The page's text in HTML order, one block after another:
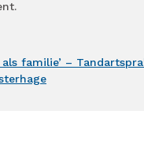
familie’ –